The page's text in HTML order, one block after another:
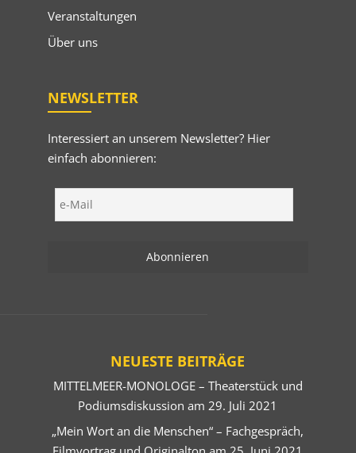
Veranstaltungen
Über uns
NEWSLETTER
Interessiert an unserem Newsletter? Hier
einfach abonnieren:
NEUESTE BEITRÄGE
MITTELMEER-MONOLOGE – Theaterstück und
Podiumsdiskussion am 29. Juli 2021
„Mein Wort an die Menschen“ – Fachgespräch,